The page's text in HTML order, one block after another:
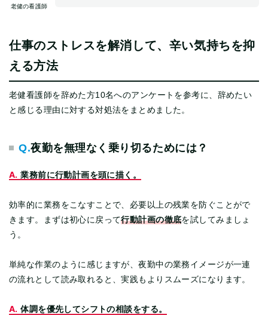
老健の看護師
仕事のストレスを解消して、辛い気持ちを抑
える方法
老健看護師を辞めた方10名へのアンケートを参考に、辞めたい
と感じる理由に対する対処法をまとめました。
Q.夜勤を無理なく乗り切るためには？
A. 業務前に行動計画を頭に描く。
効率的に業務をこなすことで、必要以上の残業を防ぐことがで
きます。まずは初心に戻って行動計画の徹底を試してみましょ
う。
単純な作業のように感じますが、夜勤中の業務イメージが一連
の流れとして読み取れると、実践もよりスムーズになります。
A. 体調を優先してシフトの相談をする。